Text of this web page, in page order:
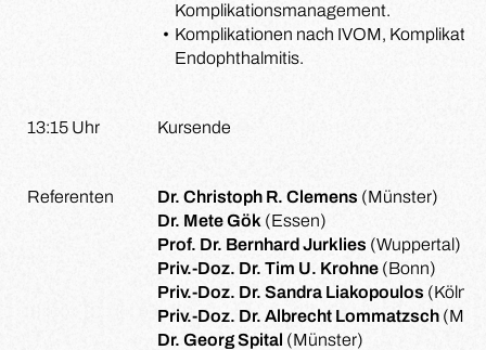
Komplikationsmanagement.
Komplikationen nach IVOM,
Endophthalmitis.
13:15 Uhr Kursende
Referenten Dr. Christoph R. Clemens (Münster)
Dr. Mete Gök (Essen)
Prof. Dr. Bernhard Jurklies (Wuppertal)
Priv.-Doz. Dr. Tim U. Krohne (Bonn)
Priv.-Doz. Dr. Sandra Liakopoulos (Köln)
Priv.-Doz. Dr. Albrecht Lommatzsch
Dr. Georg Spital (Münster)